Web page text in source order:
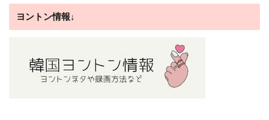
ヨントン情報↓